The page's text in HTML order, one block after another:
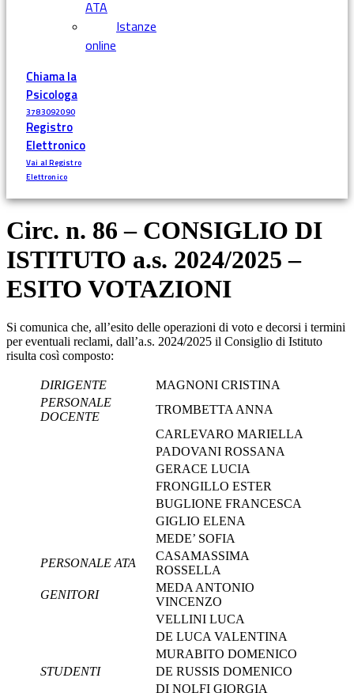
ATA
Istanze
online
Chiama la
Psicologa
3783092090
Registro
Elettronico
Vai al Registro
Elettronico
Circ. n. 86 – CONSIGLIO DI
ISTITUTO a.s. 2024/2025 –
ESITO VOTAZIONI
Si comunica che, all’esito delle operazioni di voto e decorsi i termini
per eventuali reclami, dall’a.s. 2024/2025 il Consiglio di Istituto
risulta così composto:
DIRIGENTE
MAGNONI CRISTINA
PERSONALE
DOCENTE
TROMBETTA ANNA
CARLEVARO MARIELLA
PADOVANI ROSSANA
GERACE LUCIA
FRONGILLO ESTER
BUGLIONE FRANCESCA
GIGLIO ELENA
MEDE’ SOFIA
PERSONALE ATA
CASAMASSIMA
ROSSELLA
GENITORI
MEDA ANTONIO
VINCENZO
VELLINI LUCA
DE LUCA VALENTINA
MURABITO DOMENICO
STUDENTI
DE RUSSIS DOMENICO
DI NOLFI GIORGIA